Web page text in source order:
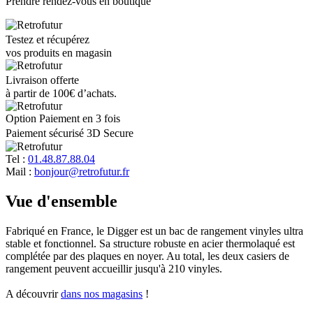
Testez et récupérez
vos produits en magasin
Livraison offerte
à partir de 100€ d’achats.
Option Paiement en 3 fois
Paiement sécurisé 3D Secure
Tel : 01.48.87.88.04
Mail : bonjour@retrofutur.fr
Vue d'ensemble
Fabriqué en France, le Digger est un bac de rangement vinyles ultra
stable et fonctionnel. Sa structure robuste en acier thermolaqué est
complétée par des plaques en noyer. Au total, les deux casiers de
rangement peuvent accueillir jusqu'à 210 vinyles.
A découvrirdans nos magasins !